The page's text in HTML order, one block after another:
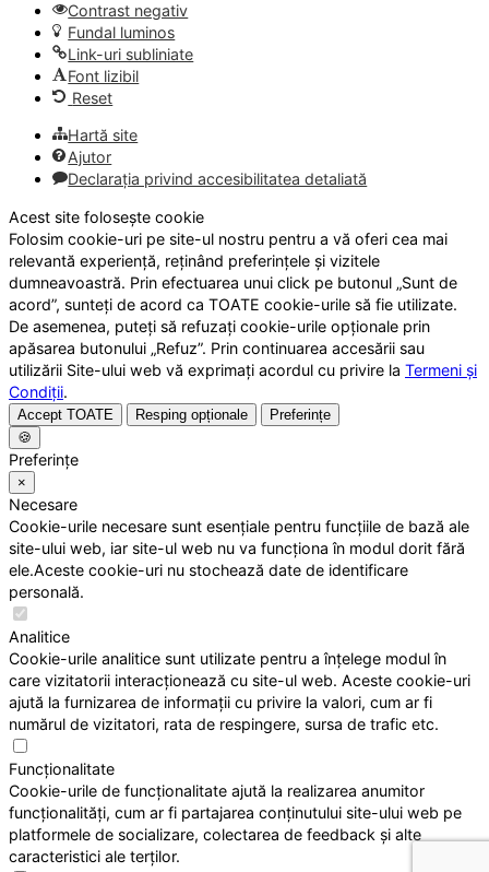
Contrast negativ
Fundal luminos
Link-uri subliniate
Font lizibil
Reset
Hartă site
Ajutor
Declarația privind accesibilitatea detaliată
Acest site folosește cookie
Folosim cookie-uri pe site-ul nostru pentru a vă oferi cea mai
relevantă experiență, reținând preferințele și vizitele
dumneavoastră. Prin efectuarea unui click pe butonul „Sunt de
acord”, sunteți de acord ca TOATE cookie-urile să fie utilizate.
De asemenea, puteți să refuzați cookie-urile opționale prin
apăsarea butonului „Refuz”. Prin continuarea accesării sau
utilizării Site-ului web vă exprimați acordul cu privire la Termeni și
Condiții.
Accept TOATE Resping opționale
Preferințe
🍪
Preferințe
×
Necesare
Cookie-urile necesare sunt esențiale pentru funcțiile de bază ale
site-ului web, iar site-ul web nu va funcționa în modul dorit fără
ele.Aceste cookie-uri nu stochează date de identificare
personală.
Analitice
Cookie-urile analitice sunt utilizate pentru a înțelege modul în
care vizitatorii interacționează cu site-ul web. Aceste cookie-uri
ajută la furnizarea de informații cu privire la valori, cum ar fi
numărul de vizitatori, rata de respingere, sursa de trafic etc.
Funcționalitate
Cookie-urile de funcționalitate ajută la realizarea anumitor
funcționalități, cum ar fi partajarea conținutului site-ului web pe
platformele de socializare, colectarea de feedback și alte
caracteristici ale terților.